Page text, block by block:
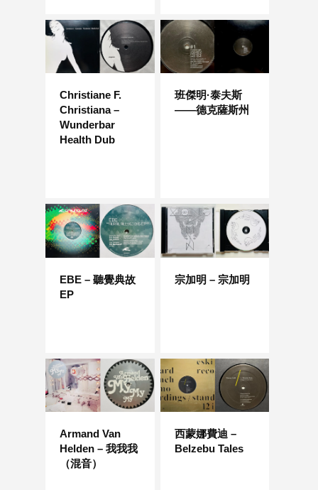
Christiane F.
Christiana –
Wunderbar
Health Dub
班傑明·泰夫斯
——德克薩斯州
EBE – 聽覺典故
EP
宗加明 – 宗加明
Armand Van
Helden – 我我我
（混音）
西蒙娜費迪 –
Belzebu Tales